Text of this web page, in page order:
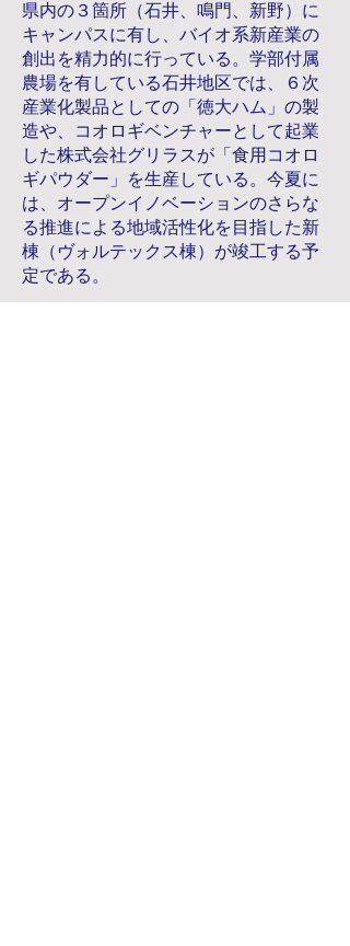
県内の３箇所（石井、鳴門、新野）に
キャンパスに有し、バイオ系新産業の
創出を精力的に行っている。学部付属
農場を有している石井地区では、６次
産業化製品としての「徳大ハム」の製
造や、コオロギベンチャーとして起業
した株式会社グリラスが「食用コオロ
ギパウダー」を生産している。今夏に
は、オープンイノベーションのさらな
る推進による地域活性化を目指した新
棟（ヴォルテックス棟）が竣工する予
定である。